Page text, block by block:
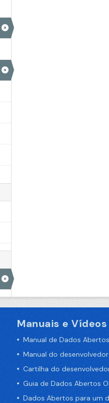
Manuais e Vídeos
Manual de Dados
Manual do
Cartilha do
Guia de Dados Abertos
Dados Abertos para um